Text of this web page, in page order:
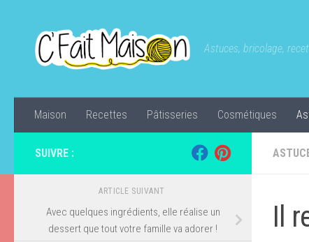
Astuces, bricolage,
Maison Recettes Pâtisseries Cosmétiques
Il
SUIVRE :
ARTICLE SUIVANT
Avec quelques ingrédients, elle réalise un
dessert que tout votre famille va adorer !